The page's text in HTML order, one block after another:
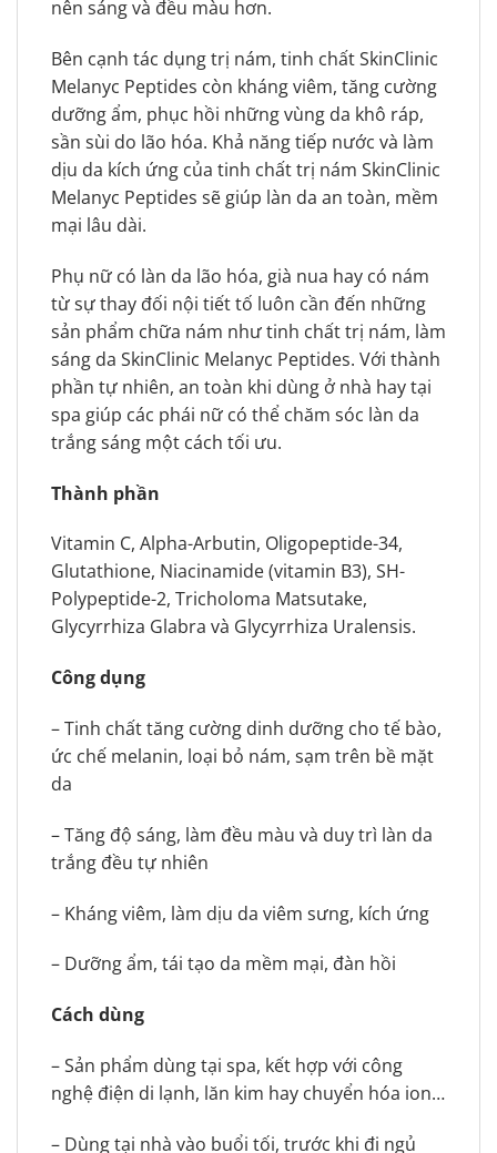
nên sáng và đều màu hơn.
Bên cạnh tác dụng trị nám, tinh chất SkinClinic
Melanyc Peptides còn kháng viêm, tăng cường
dưỡng ẩm, phục hồi những vùng da khô ráp,
sần sùi do lão hóa. Khả năng tiếp nước và làm
dịu da kích ứng của tinh chất trị nám SkinClinic
Melanyc Peptides sẽ giúp làn da an toàn, mềm
mại lâu dài.
Phụ nữ có làn da lão hóa, già nua hay có nám
từ sự thay đối nội tiết tố luôn cần đến những
sản phẩm chữa nám như tinh chất trị nám, làm
sáng da SkinClinic Melanyc Peptides. Với thành
phần tự nhiên, an toàn khi dùng ở nhà hay tại
spa giúp các phái nữ có thể chăm sóc làn da
trắng sáng một cách tối ưu.
Thành phần
Vitamin C, Alpha-Arbutin, Oligopeptide-34,
Glutathione, Niacinamide (vitamin B3), SH-
Polypeptide-2, Tricholoma Matsutake,
Glycyrrhiza Glabra và Glycyrrhiza Uralensis.
Công dụng
– Tinh chất tăng cường dinh dưỡng cho tế bào,
ức chế melanin, loại bỏ nám, sạm trên bề mặt
da
– Tăng độ sáng, làm đều màu và duy trì làn da
trắng đều tự nhiên
– Kháng viêm, làm dịu da viêm sưng, kích ứng
– Dưỡng ẩm, tái tạo da mềm mại, đàn hồi
Cách dùng
– Sản phẩm dùng tại spa, kết hợp với công
nghệ điện di lạnh, lăn kim hay chuyển hóa ion…
– Dùng tại nhà vào buổi tối, trước khi đi ngủ